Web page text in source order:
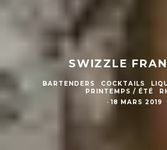
SWIZZLE
BARTENDERS COCKTAILS
PRINTEMPS / ÉTÉ
· 18 MARS 2019